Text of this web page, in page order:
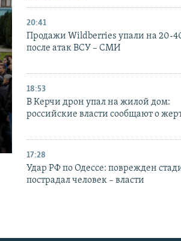
20:41
Продажи Wildberries упали на 20-
после атак ВСУ – СМИ
18:53
В Керчи дрон упал на жилой дом:
российские власти сообщают о
17:28
Удар РФ по Одессе: поврежден
пострадал человек – власти